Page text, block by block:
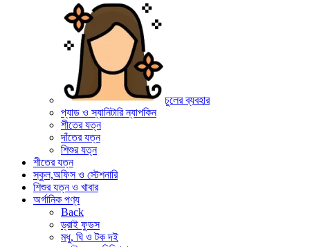
চুলের ব্যবহার
প্যাড ও স্যানিটারি ন্যাপকিন
শীতের যত্ন
দাঁতের যত্ন
শিশুর যত্ন
শীতের যত্ন
স্কুল,অফিস ও স্টেশনারি
শিশুর যত্ন ও খাবার
অর্গানিক পণ্য
Back
ড্রাই ফুডস
মধু, ঘি ও টক দই